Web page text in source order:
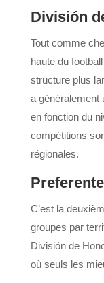
División
Tout comme
haute du
structure plus
a généralement
en fonction du
compétitions
régionales.
Preferente
C’est la
groupes par
División de
où seuls les